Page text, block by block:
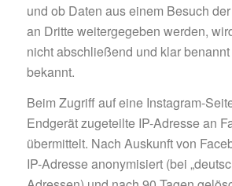
und ob Daten aus einem Besuch
an Dritte weitergegeben werden,
nicht abschließend und klar
bekannt.
Beim Zugriff auf eine Instagram-
Endgerät zugeteilte IP-Adresse an
übermittelt. Nach Auskunft von
IP-Adresse anonymisiert (bei